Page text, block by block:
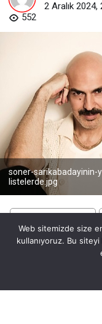
2 Aralık 2024,
552
soner-sarikabadayinin-
listelerde.jpg
Türk pop
Bu web sitesinde en iyi
Web sitemizde size
kullanıyoruz. Bu